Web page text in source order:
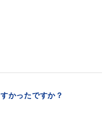
はまだ暮らし）
各課への
かったですか？